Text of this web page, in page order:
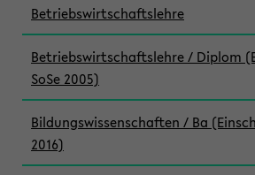
Betriebswirtschaftslehre
Betriebswirtschaftslehre / Diplom
SoSe 2005)
Bildungswissenschaften / Ba
2016)